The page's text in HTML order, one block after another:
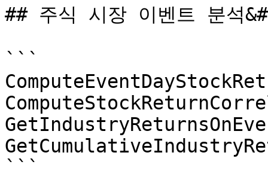
## 주식 시장 이벤트 분석
```
```